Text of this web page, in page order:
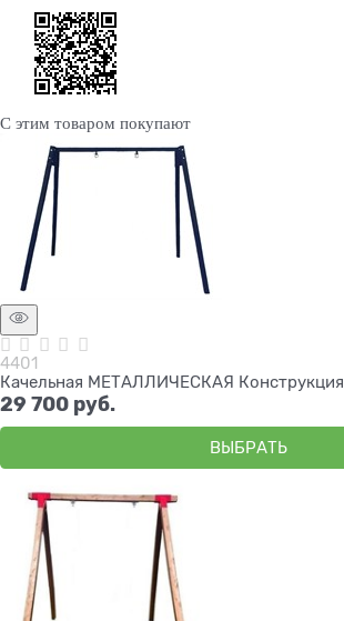
С этим товаром покупают
4401
Качельная МЕТАЛЛИЧЕСКАЯ Конструкция
29 700 руб.
ВЫБРАТЬ